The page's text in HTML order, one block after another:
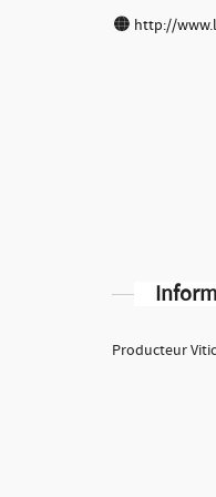
http://
Producteur